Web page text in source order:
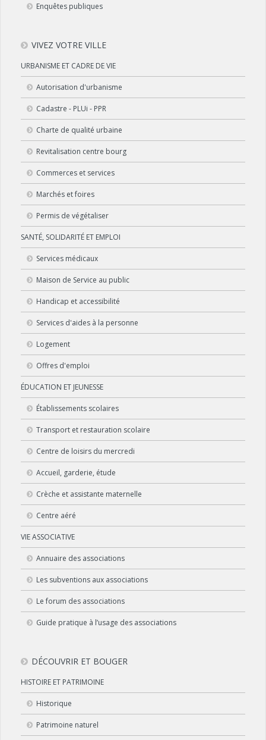
Enquêtes publiques
VIVEZ VOTRE VILLE
URBANISME ET CADRE DE VIE
Autorisation d'urbanisme
Cadastre - PLUi - PPR
Charte de qualité urbaine
Revitalisation centre bourg
Commerces et services
Marchés et foires
Permis de végétaliser
SANTÉ, SOLIDARITÉ ET EMPLOI
Services médicaux
Maison de Service au public
Handicap et accessibilité
Services d'aides à la personne
Logement
Offres d'emploi
ÉDUCATION ET JEUNESSE
Établissements scolaires
Transport et restauration scolaire
Centre de loisirs du mercredi
Accueil, garderie, étude
Crèche et assistante maternelle
Centre aéré
VIE ASSOCIATIVE
Annuaire des associations
Les subventions aux associations
Le forum des associations
Guide pratique à l’usage des associations
DÉCOUVRIR ET BOUGER
HISTOIRE ET PATRIMOINE
Historique
Patrimoine naturel